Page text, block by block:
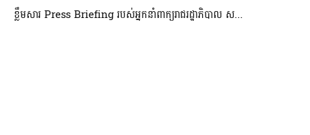
ខ្លឹមសារ Press Briefing របស់អ្នកនាំពាក្យរាជរដ្ឋាភិបាល ស...